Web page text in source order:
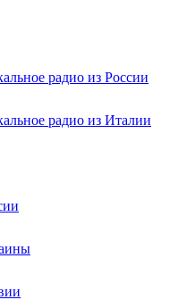
радио из России
радио из Италии